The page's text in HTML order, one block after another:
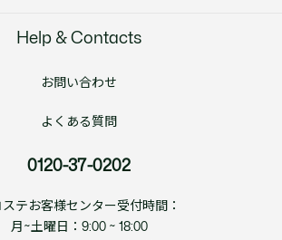
Help & Contacts
お問い合わせ
よくある質問
0120-37-0202
ステお客様センター受付時間：
月~土曜日：9:00 ~ 18:00